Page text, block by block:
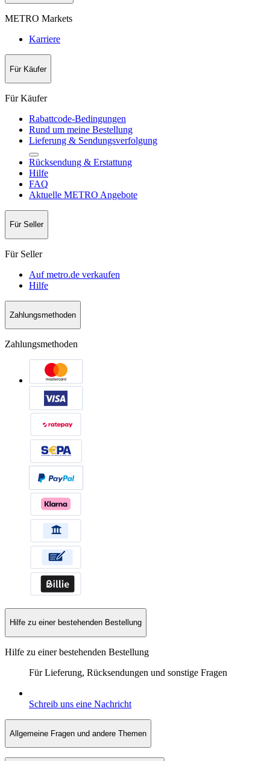
METRO Markets
Karriere
Für Käufer
Für Käufer
Rabattcode-Bedingungen
Rund um meine Bestellung
Lieferung & Sendungsverfolgung
Rücksendung & Erstattung
Hilfe
FAQ
Aktuelle METRO Angebote
Für Seller
Für Seller
Auf metro.de verkaufen
Hilfe
Zahlungsmethoden
Zahlungsmethoden
Hilfe zu einer bestehenden Bestellung
Hilfe zu einer bestehenden Bestellung
Für Lieferung, Rücksendungen und sonstige Fragen
Schreib uns eine Nachricht
Allgemeine Fragen und andere Themen